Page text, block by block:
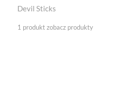
Devil Sticks
1 produktzobacz produkty